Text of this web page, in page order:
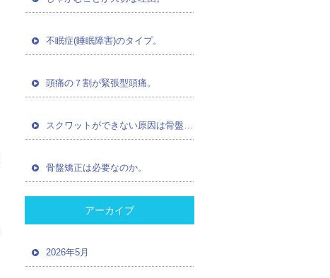
不眠症(睡眠障害)のタイプ。
頭痛の７割が緊張型頭痛。
スクワットができない原因は骨盤の歪み。
骨盤矯正は必要なのか。
アーカイブ
2026年5月